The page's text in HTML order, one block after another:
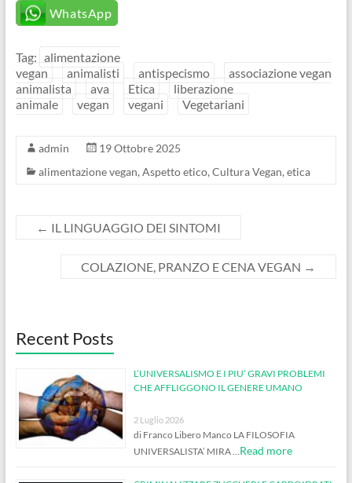
WhatsApp
Tag: alimentazione
vegan
animalisti antispecismo
associazione vegan
animalista
ava Etica
liberazione
animale
vegan vegani Vegetariani
admin
19 Ottobre 2025
alimentazione vegan, Aspetto etico, Cultura Vegan, etica
← IL LINGUAGGIO DEI SINTOMI
COLAZIONE, PRANZO E CENA VEGAN →
Recent Posts
L’UNIVERSALISMO E I PIU’ GRAVI PROBLEMI
CHE AFFLIGGONO IL GENERE UMANO
2 Luglio 2026
di Franco Libero Manco LA FILOSOFIA
UNIVERSALISTA’ MIRA … Read more